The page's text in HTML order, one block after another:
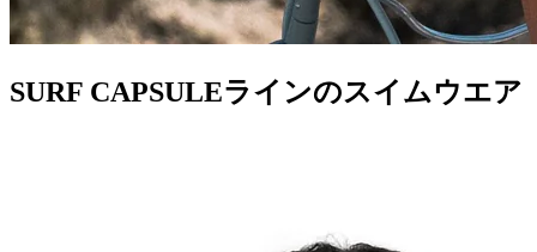
SURF CAPSULEラインのスイムウエア